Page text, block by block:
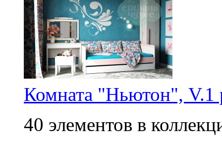
Комната "Ньютон", V.1
40 элементов в